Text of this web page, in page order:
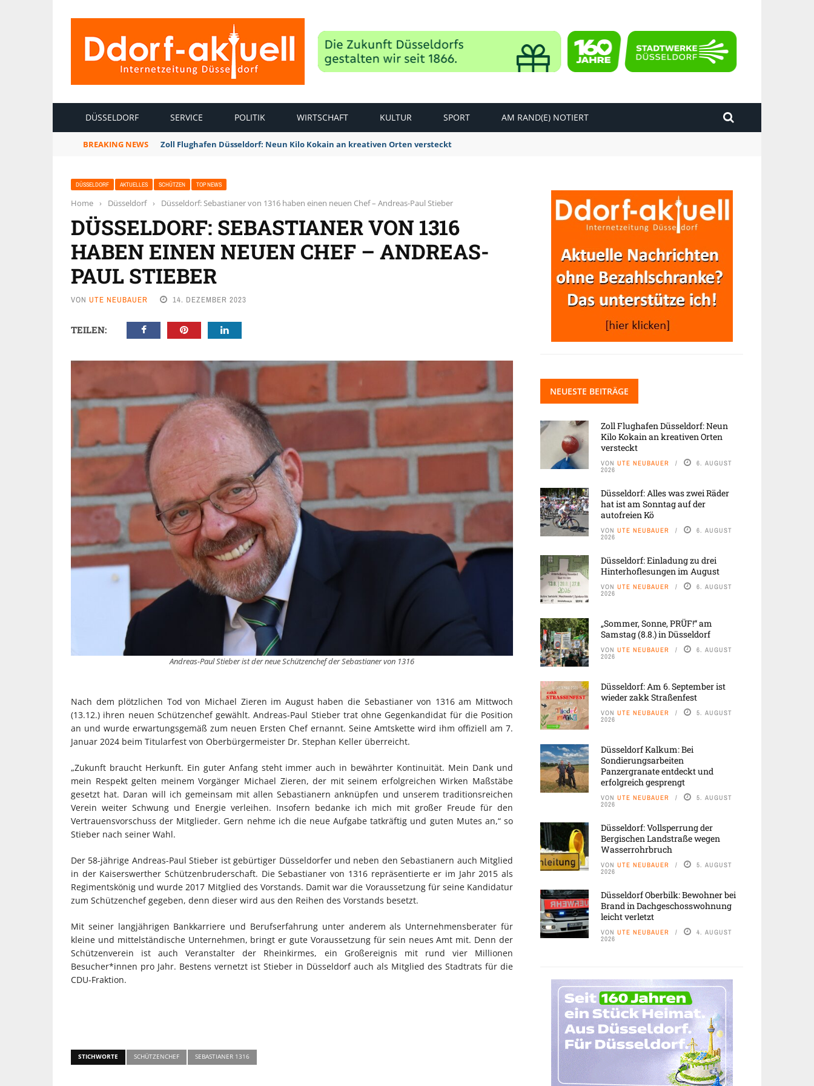
DÜSSELDORF SERVICE POLITIK WIRTSCHAFT KULTUR SPORT AM RAND(E) NOTIERT
BREAKING NEWS Zoll Flughafen Düsseldorf: Neun Kilo Kokain an kreativen Orten versteckt
DÜSSELDORF AKTUELLES SCHÜTZEN TOP NEWS
Home › Düsseldorf › Düsseldorf: Sebastianer von 1316 haben einen neuen Chef – Andreas-Paul Stieber
DÜSSELDORF: SEBASTIANER VON 1316
HABEN EINEN NEUEN CHEF – ANDREAS-
PAUL STIEBER
VON UTE NEUBAUER 14. DEZEMBER 2023
TEILEN:
Andreas-Paul Stieber ist der neue Schützenchef der Sebastianer von 1316
Nach dem plötzlichen Tod von Michael Zieren im August haben die Sebastianer von 1316 am Mittwoch
(13.12.) ihren neuen Schützenchef gewählt. Andreas-Paul Stieber trat ohne Gegenkandidat für die Position
an und wurde erwartungsgemäß zum neuen Ersten Chef ernannt. Seine Amtskette wird ihm offiziell am 7.
Januar 2024 beim Titularfest von Oberbürgermeister Dr. Stephan Keller überreicht.
„Zukunft braucht Herkunft. Ein guter Anfang steht immer auch in bewährter Kontinuität. Mein Dank und
mein Respekt gelten meinem Vorgänger Michael Zieren, der mit seinem erfolgreichen Wirken Maßstäbe
gesetzt hat. Daran will ich gemeinsam mit allen Sebastianern anknüpfen und unserem traditionsreichen
Verein weiter Schwung und Energie verleihen. Insofern bedanke ich mich mit großer Freude für den
Vertrauensvorschuss der Mitglieder. Gern nehme ich die neue Aufgabe tatkräftig und guten Mutes an,“ so
Stieber nach seiner Wahl.
Der 58-jährige Andreas-Paul Stieber ist gebürtiger Düsseldorfer und neben den Sebastianern auch Mitglied
in der Kaiserswerther Schützenbruderschaft. Die Sebastianer von 1316 repräsentierte er im Jahr 2015 als
Regimentskönig und wurde 2017 Mitglied des Vorstands. Damit war die Voraussetzung für seine Kandidatur
zum Schützenchef gegeben, denn dieser wird aus den Reihen des Vorstands besetzt.
Mit seiner langjährigen Bankkarriere und Berufserfahrung unter anderem als Unternehmensberater für
kleine und mittelständische Unternehmen, bringt er gute Voraussetzung für sein neues Amt mit. Denn der
Schützenverein ist auch Veranstalter der Rheinkirmes, ein Großereignis mit rund vier Millionen
Besucher*innen pro Jahr. Bestens vernetzt ist Stieber in Düsseldorf auch als Mitglied des Stadtrats für die
CDU-Fraktion.
STICHWORTE SCHÜTZENCHEF SEBASTIANER 1316
NEUESTE BEITRÄGE
Zoll Flughafen Düsseldorf: Neun
Kilo Kokain an kreativen Orten
versteckt
VON UTE NEUBAUER 6. AUGUST
2026
Düsseldorf: Alles was zwei Räder
hat ist am Sonntag auf der
autofreien Kö
VON UTE NEUBAUER 6. AUGUST
2026
Düsseldorf: Einladung zu drei
Hinterhoflesungen im August
VON UTE NEUBAUER 6. AUGUST
2026
„Sommer, Sonne, PRÜF!“ am
Samstag (8.8.) in Düsseldorf
VON UTE NEUBAUER 6. AUGUST
2026
Düsseldorf: Am 6. September ist
wieder zakk Straßenfest
VON UTE NEUBAUER 5. AUGUST
2026
Düsseldorf Kalkum: Bei
Sondierungsarbeiten
Panzergranate entdeckt und
erfolgreich gesprengt
VON UTE NEUBAUER 5. AUGUST
2026
Düsseldorf: Vollsperrung der
Bergischen Landstraße wegen
Wasserrohrbruch
VON UTE NEUBAUER 5. AUGUST
2026
Düsseldorf Oberbilk: Bewohner bei
Brand in Dachgeschosswohnung
leicht verletzt
VON UTE NEUBAUER 4. AUGUST
2026